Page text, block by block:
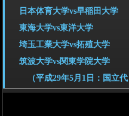
日本体育大学vs早稲田大学
東海大学vs東洋大学
埼玉工業大学vs拓殖大学
筑波大学vs関東学院大学
（平成29年5月1日：国立代